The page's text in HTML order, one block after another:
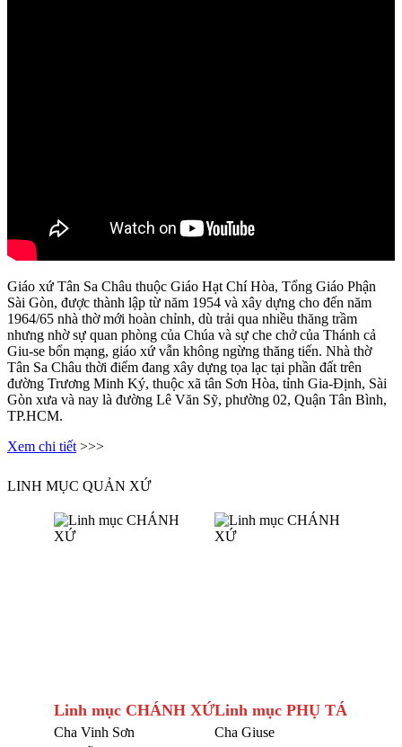
Giáo xứ Tân Sa Châu thuộc Giáo Hạt Chí Hòa, Tổng Giáo Phận
Sài Gòn, được thành lập từ năm 1954 và xây dựng cho đến năm
1964/65 nhà thờ mới hoàn chỉnh, dù trải qua nhiều thăng trầm
nhưng nhờ sự quan phòng của Chúa và sự che chở của Thánh cả
Giu-se bổn mạng, giáo xứ vẫn không ngừng thăng tiến. Nhà thờ
Tân Sa Châu thời điểm đang xây dựng tọa lạc tại phần đất trên
đường Trương Minh Ký, thuộc xã tân Sơn Hòa, tỉnh Gia-Định, Sài
Gòn xưa và nay là đường Lê Văn Sỹ, phường 02, Quận Tân Bình,
TP.HCM.
Xem chi tiết >>>
LINH MỤC QUẢN XỨ
Linh mục CHÁNH XỨ
Cha Vinh Sơn
Linh mục PHỤ TÁ
Cha Giuse